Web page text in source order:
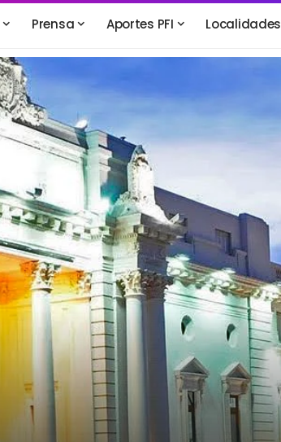
Prensa Aportes PFI Localidades